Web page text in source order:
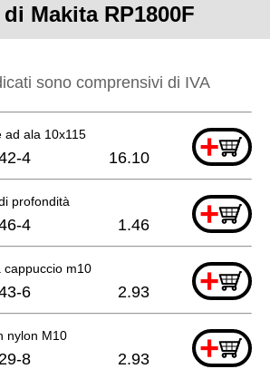
Makita RP1800F
sono comprensivi di IVA
ad ala 10x115 +
4 16.10
profondità +
4 1.46
cappuccio m10 +
6 2.93
nylon M10 +
8 2.93